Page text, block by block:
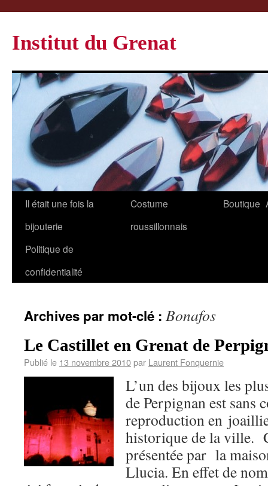
Institut du Grenat
Il était une fois la
bijouterie
Costume
roussillonnais
Boutique
Politique de
confidentialité
Archives par mot-clé : Bonafos
Le Castillet en Grenat de
Publié le 13 novembre 2010par Laurent Fonquernie
L’un des bijoux les
de Perpignan est sans
reproduction en
historique de la ville.
présentée par la
Llucia. En effet de